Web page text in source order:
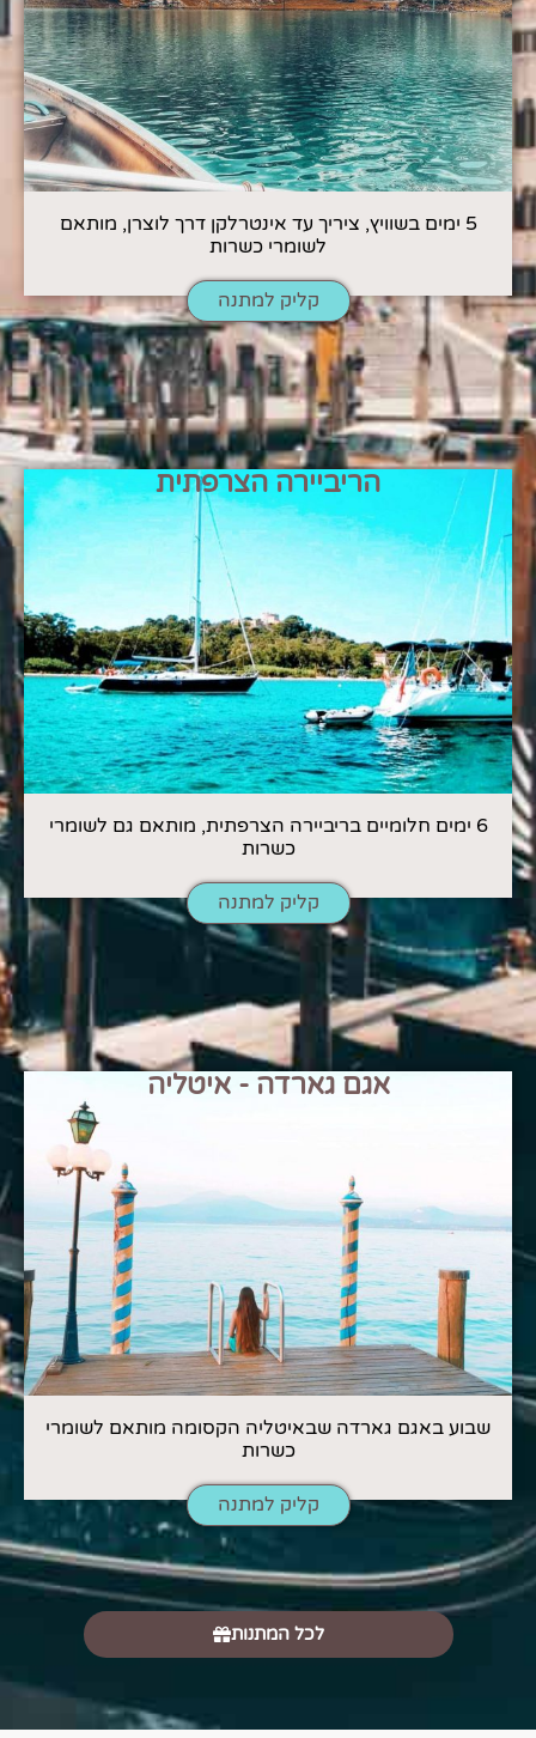
5 ימים בשוויץ, ציריך עד אינטרלקן דרך לוצרן, מותאם
לשומרי כשרות
קליק למתנה
הריביירה הצרפתית
6 ימים חלומיים בריביירה הצרפתית, מותאם גם לשומרי
כשרות
קליק למתנה
אגם גארדה - איטליה
שבוע באגם גארדה שבאיטליה הקסומה מותאם לשומרי
כשרות
קליק למתנה
לכל המתנות